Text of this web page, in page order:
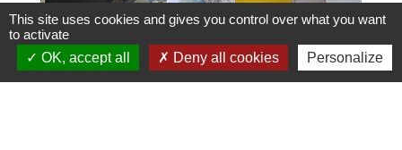
This site uses cookies and gives you control over what you want
to activate
OK, accept all
Deny all cookies Personalize